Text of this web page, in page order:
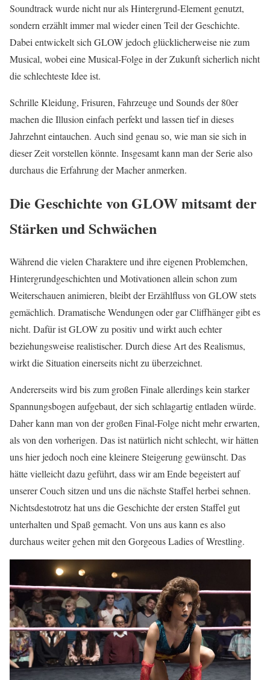
Soundtrack wurde nicht nur als Hintergrund-Element genutzt,
sondern erzählt immer mal wieder einen Teil der Geschichte.
Dabei entwickelt sich GLOW jedoch glücklicherweise nie zum
Musical, wobei eine Musical-Folge in der Zukunft sicherlich nicht
die schlechteste Idee ist.
Schrille Kleidung, Frisuren, Fahrzeuge und Sounds der 80er
machen die Illusion einfach perfekt und lassen tief in dieses
Jahrzehnt eintauchen. Auch sind genau so, wie man sie sich in
dieser Zeit vorstellen könnte. Insgesamt kann man der Serie also
durchaus die Erfahrung der Macher anmerken.
Die Geschichte von GLOW mitsamt der
Stärken und Schwächen
Während die vielen Charaktere und ihre eigenen Problemchen,
Hintergrundgeschichten und Motivationen allein schon zum
Weiterschauen animieren, bleibt der Erzählfluss von GLOW stets
gemächlich. Dramatische Wendungen oder gar Cliffhänger gibt es
nicht. Dafür ist GLOW zu positiv und wirkt auch echter
beziehungsweise realistischer. Durch diese Art des Realismus,
wirkt die Situation einerseits nicht zu überzeichnet.
Andererseits wird bis zum großen Finale allerdings kein starker
Spannungsbogen aufgebaut, der sich schlagartig entladen würde.
Daher kann man von der großen Final-Folge nicht mehr erwarten,
als von den vorherigen. Das ist natürlich nicht schlecht, wir hätten
uns hier jedoch noch eine kleinere Steigerung gewünscht. Das
hätte vielleicht dazu geführt, dass wir am Ende begeistert auf
unserer Couch sitzen und uns die nächste Staffel herbei sehnen.
Nichtsdestotrotz hat uns die Geschichte der ersten Staffel gut
unterhalten und Spaß gemacht. Von uns aus kann es also
durchaus weiter gehen mit den Gorgeous Ladies of Wrestling.